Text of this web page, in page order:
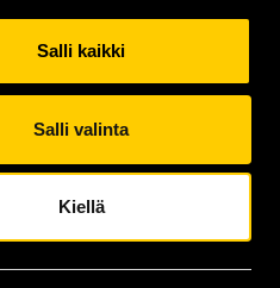
Salli kaikki
Salli valinta
Kiellä